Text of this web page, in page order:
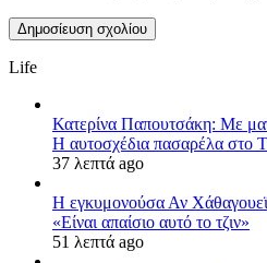
Life
Κατερίνα Παπουτσάκη: Με
Η αυτοσχέδια πασαρέλα στο
37 λεπτά ago
Η εγκυμονούσα Αν Χάθαγουεϊ
«Είναι απαίσιο αυτό το τζιν»
51 λεπτά ago